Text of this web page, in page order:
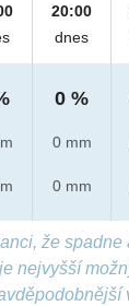
20:00
dnes
0 %
0 mm
0 mm
že spadne
nejvyšší